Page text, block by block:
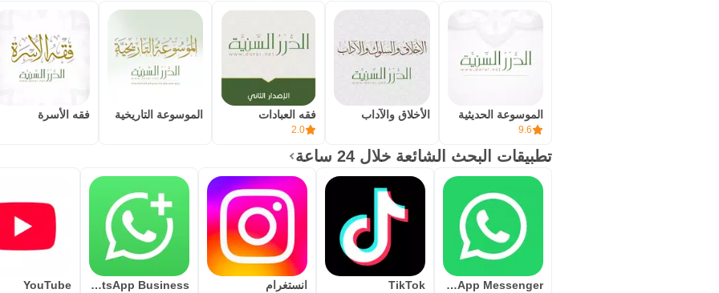
الموسوعة الحديثية
9.6
الأخلاق والآداب فقه العبادات
2.0
الموسوعة التاريخية فقه الأسرة
تطبيقات البحث الشائعة خلال 24 ساعة
WhatsApp Messenger - واتساب مسنجر TikTok انستغرام WhatsApp Business
YouTube